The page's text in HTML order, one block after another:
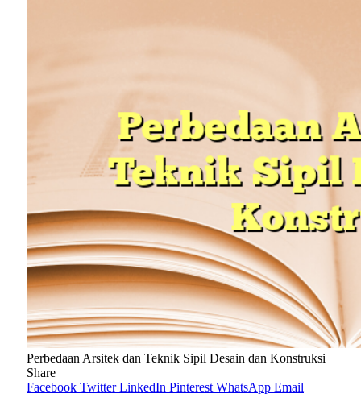
Perbedaan Arsitek dan Teknik Sipil Desain dan Konstruksi
Share
Facebook Twitter LinkedIn Pinterest WhatsApp Email